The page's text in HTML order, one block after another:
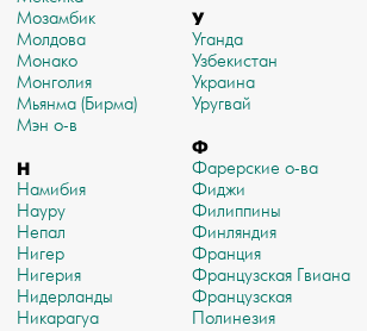
Мозамбик
Молдова
Монако
Монголия
Мьянма (Бирма)
Мэн о-в
Н
Намибия
Науру
Непал
Нигер
Нигерия
Нидерланды
Никарагуа
У
Уганда
Узбекистан
Украина
Уругвай
Ф
Фарерские о-ва
Фиджи
Филиппины
Финляндия
Франция
Французская Гвиана
Французская
Полинезия